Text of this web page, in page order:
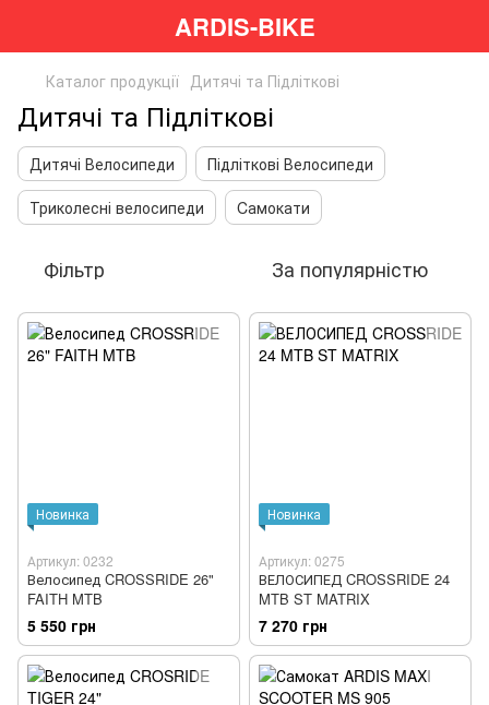
ARDIS-BIKE
Каталог продукції Дитячі та Підліткові
Дитячі та Підліткові
Дитячі Велосипеди
Підліткові Велосипеди
Триколесні велосипеди
Cамокати
Фільтр За популярністю
Новинка
Артикул: 0232
Велосипед CROSSRIDE 26"
FAITH MTB
5 550 грн
Новинка
Артикул: 0275
ВЕЛОСИПЕД CROSSRIDE 24
MTB ST MATRIX
7 270 грн